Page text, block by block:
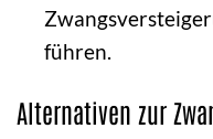
führen.
Alternativen zur